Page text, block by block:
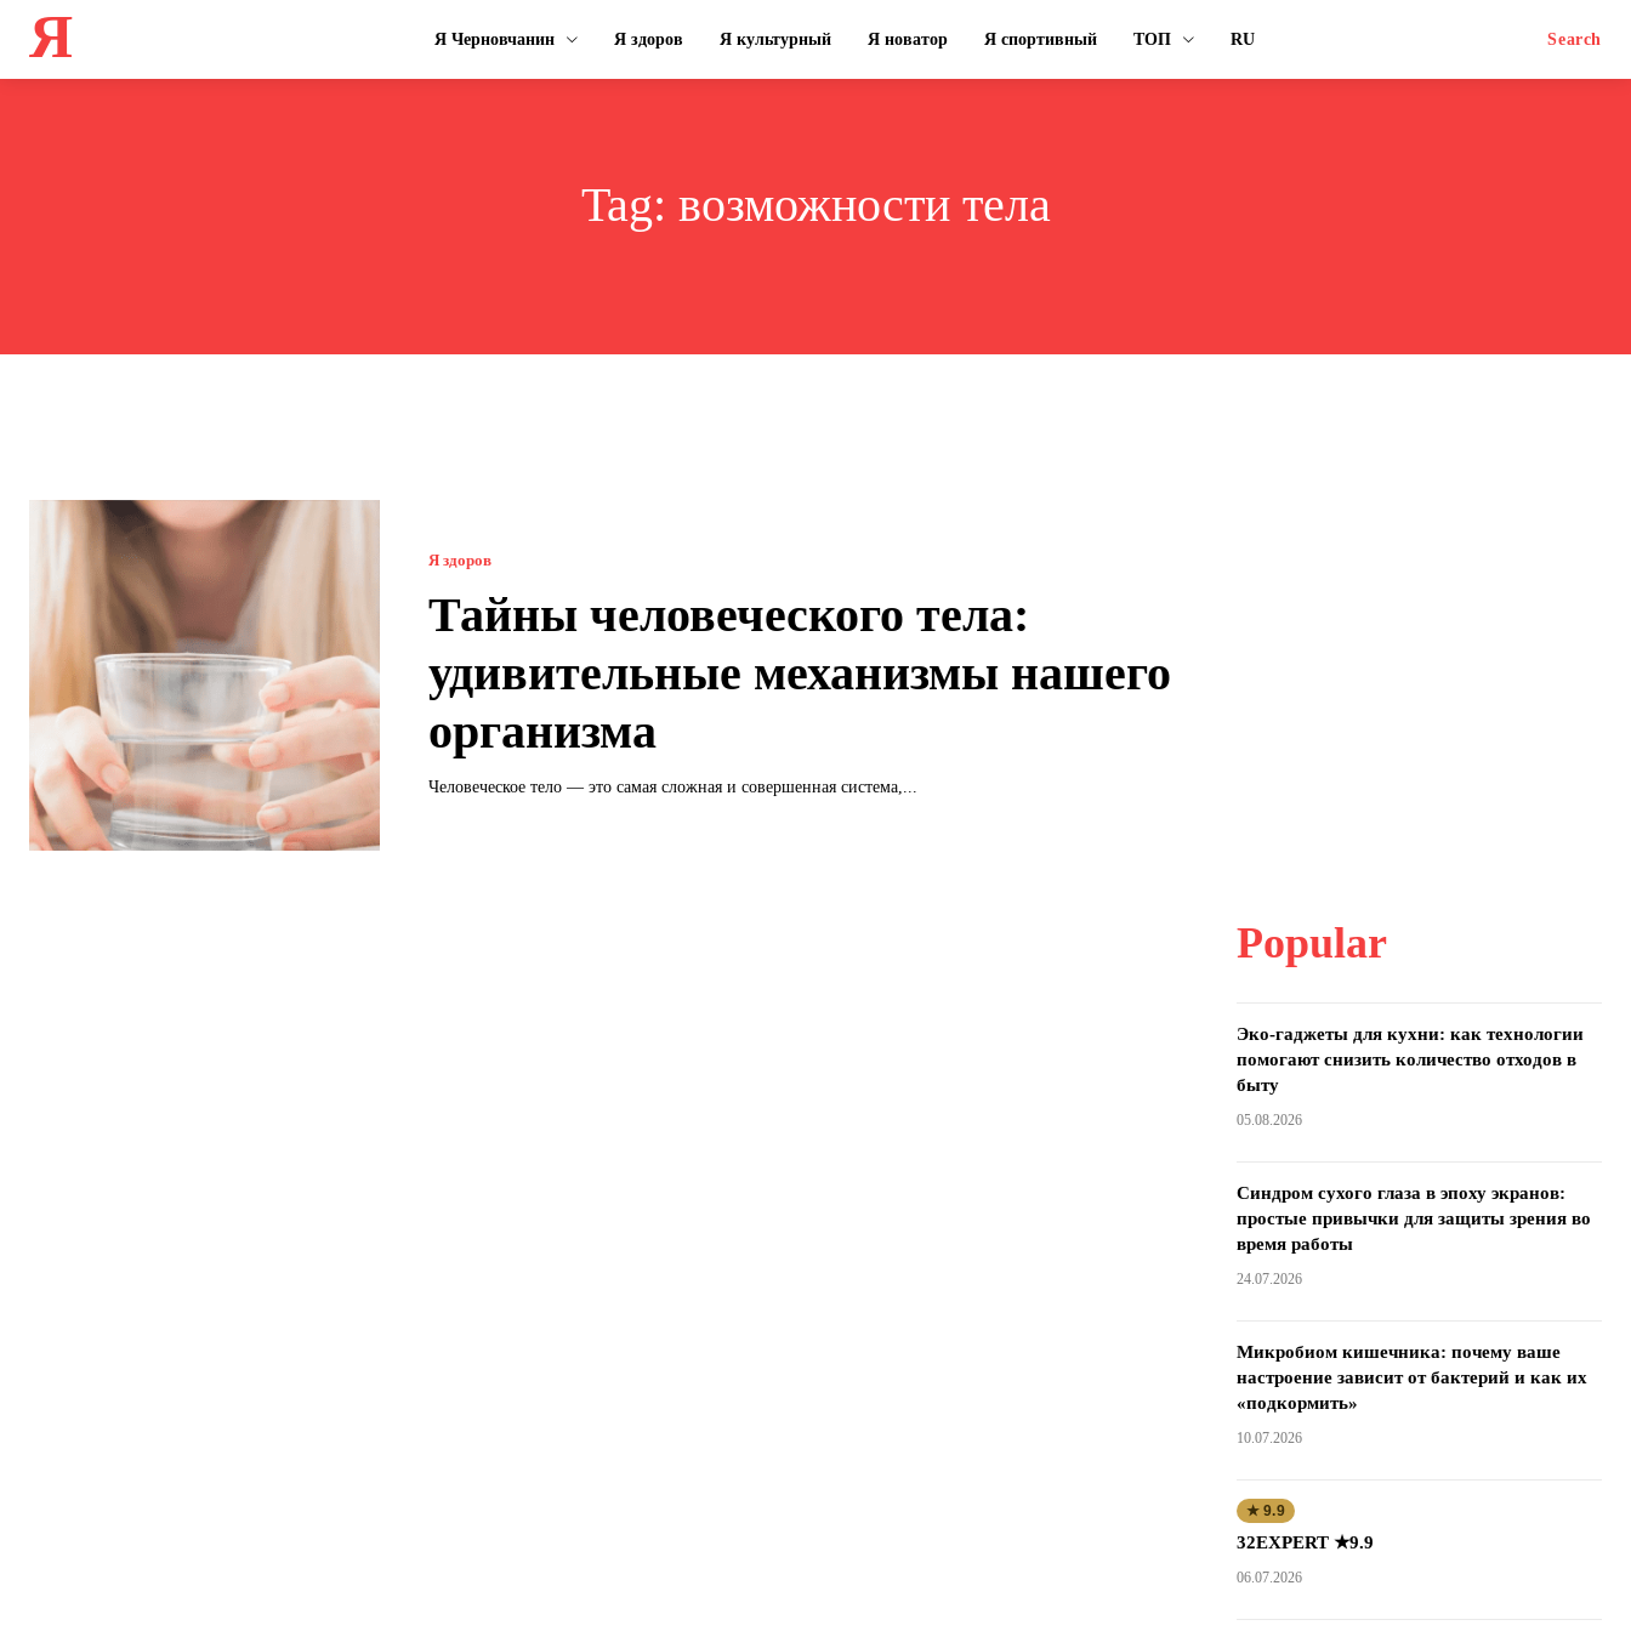
Я Я Черновчанин Я здоров Я культурный Я новатор Я спортивный ТОП RU Search
Tag: возможности тела
Я здоров
Тайны человеческого тела:
удивительные механизмы нашего
организма
Человеческое тело — это самая сложная и совершенная система,...
Popular
Эко-гаджеты для кухни: как технологии
помогают снизить количество отходов в
быту
05.08.2026
Синдром сухого глаза в эпоху экранов:
простые привычки для защиты зрения во
время работы
24.07.2026
Микробиом кишечника: почему ваше
настроение зависит от бактерий и как их
«подкормить»
10.07.2026
★ 9.9
32EXPERT ★9.9
06.07.2026